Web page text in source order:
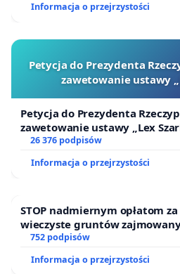
Informacja o przejrzystości
Petycja do Prezydenta
zawetowanie ustawy
Petycja do Prezydenta
zawetowanie ustawy „Lex
26 376 podpisów
Informacja o przejrzystości
STOP nadmiernym opłatom
wieczyste gruntów
ogrody działkowe.
752 podpisów
Informacja o przejrzystości